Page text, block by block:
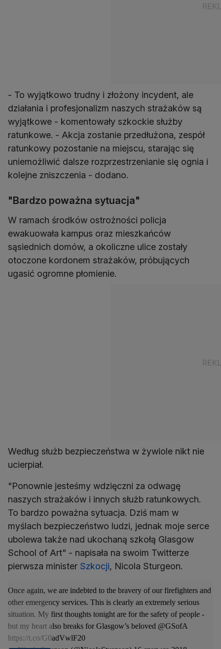
- To wyjątkowo trudny i złożony incydent, ale
działania i profesjonalizm naszych strażaków są
wyjątkowe - komentowały szkockie służby
ratunkowe. - Akcja zostanie przedłużona, zespół
ratunkowy pozostanie na miejscu, starając się
uniemożliwić dalsze rozprzestrzenianie się ognia i
kolejne zniszczenia - dodano.
"Bardzo poważna sytuacja"
W ramach środków ostrożności policja
ewakuowała kampus oraz mieszkańców
sąsiednich domów, a okoliczne ulice zostały
otoczone kordonem strażaków, próbujących
ugasić ogromne płomienie.
Według służb bezpieczeństwa w żywiole nikt nie
ucierpiał.
"Ponownie jesteśmy wdzięczni za odwagę
naszych strażaków i innych służb ratunkowych.
To bardzo poważna sytuacja. Dziś mam w
myślach bezpieczeństwo ludzi, jednak moje serce
ubolewa także nad ukochaną szkołą Glasgow
School of Art" - napisała na swoim Twitterze
pierwsza minister Szkocji, Nicola Sturgeon.
Once again, we are indebted to the bravery of our firefighters and
other emergency services. This is clearly an extremely serious
situation. My first thoughts tonight are for the safety of people -
but my heart also breaks for Glasgow’s beloved @GSofA
https://t.co/G0adVwlF20